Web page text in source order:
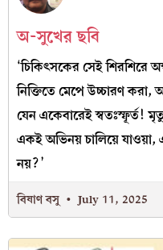
অ-সুখের ছবি
‘চিকিৎসকের সেই শিরশিরে
নিক্তিতে মেপে উচ্চারণ
যেন একেবারেই স্বতঃস্ফূর্ত!
একই অভিনয় চালিয়ে যাওয়া,
নয়?’
বিষাণ বসু July 11, 2025